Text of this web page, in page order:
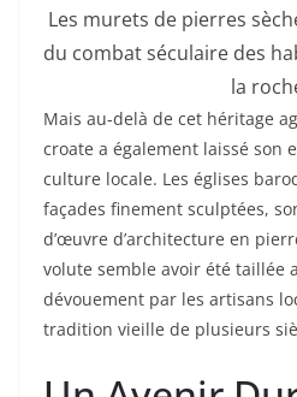
Les murets de pierres
du combat séculaire des
la
Mais au-delà de cet héritage
croate a également laissé son
culture locale. Les églises
façades finement sculptées,
d’œuvre d’architecture en
volute semble avoir été taillée
dévouement par les artisans
tradition vieille de plusieurs